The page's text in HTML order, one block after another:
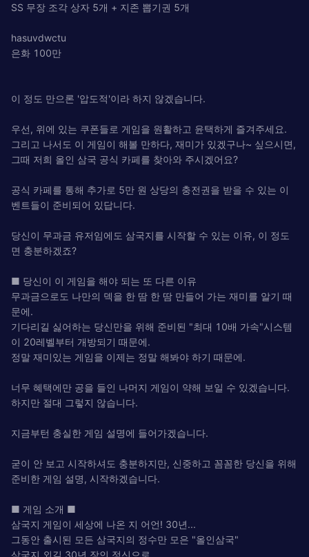
SS 무장 조각 상자 5개 + 지존 뽑기권 5개
hasuvdwctu
은화 100만
이 정도 만으론 '압도적'이라 하지 않겠습니다.
우선, 위에 있는 쿠폰들로 게임을 원활하고 윤택하게 즐겨주세요.
그리고 나서도 이 게임이 해볼 만하다, 재미가 있겠구나~ 싶으시면,
그때 저희 올인 삼국 공식 카페를 찾아와 주시겠어요?
공식 카페를 통해 추가로 5만 원 상당의 충전권을 받을 수 있는 이
벤트들이 준비되어 있답니다.
당신이 무과금 유저임에도 삼국지를 시작할 수 있는 이유, 이 정도
면 충분하겠죠?
■ 당신이 이 게임을 해야 되는 또 다른 이유
무과금으로도 나만의 덱을 한 땀 한 땀 만들어 가는 재미를 알기 때
문에.
기다리길 싫어하는 당신만을 위해 준비된 "최대 10배 가속"시스템
이 20레벨부터 개방되기 때문에.
정말 재미있는 게임을 이제는 정말 해봐야 하기 때문에.
너무 혜택에만 공을 들인 나머지 게임이 약해 보일 수 있겠습니다.
하지만 절대 그렇지 않습니다.
지금부턴 충실한 게임 설명에 들어가겠습니다.
굳이 안 보고 시작하셔도 충분하지만, 신중하고 꼼꼼한 당신을 위해
준비한 게임 설명, 시작하겠습니다.
■ 게임 소개 ■
삼국지 게임이 세상에 나온 지 어언! 30년...
그동안 출시된 모든 삼국지의 정수만 모은 "올인삼국"
삼국지 외길 30년 장인 정신으로